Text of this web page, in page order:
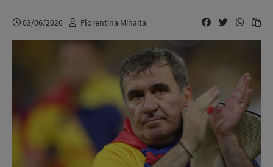
03/06/2026 Florentina Mihaita